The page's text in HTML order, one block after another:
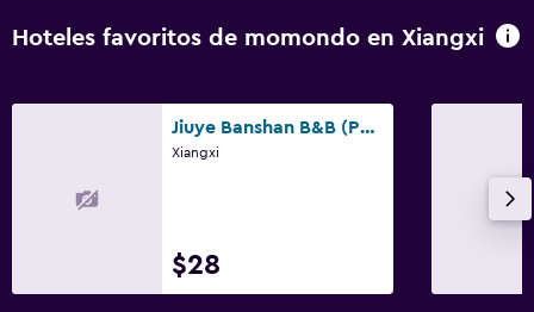
Hoteles favoritos de momondo en Xiangxi
Jiuye Banshan B&B (Phoenix Ancient Town Store)
Xiangxi
$28